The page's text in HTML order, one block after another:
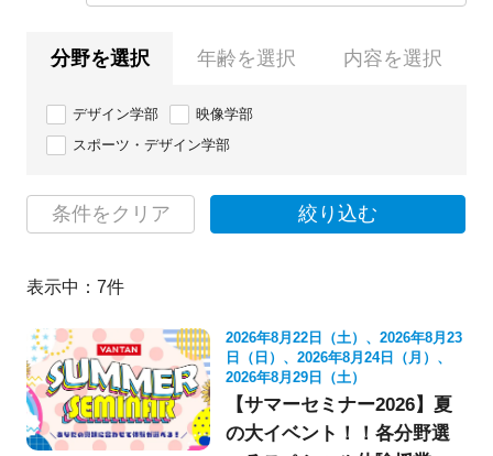
分野を選択 年齢を選択 内容を選択
デザイン学部
映像学部
スポーツ・デザイン学部
条件をクリア 絞り込む
表示中： 7件
2026年8月22日（土）、2026年8月23
日（日）、2026年8月24日（月）、
2026年8月29日（土）
【サマーセミナー2026】夏
の大イベント！！各分野選